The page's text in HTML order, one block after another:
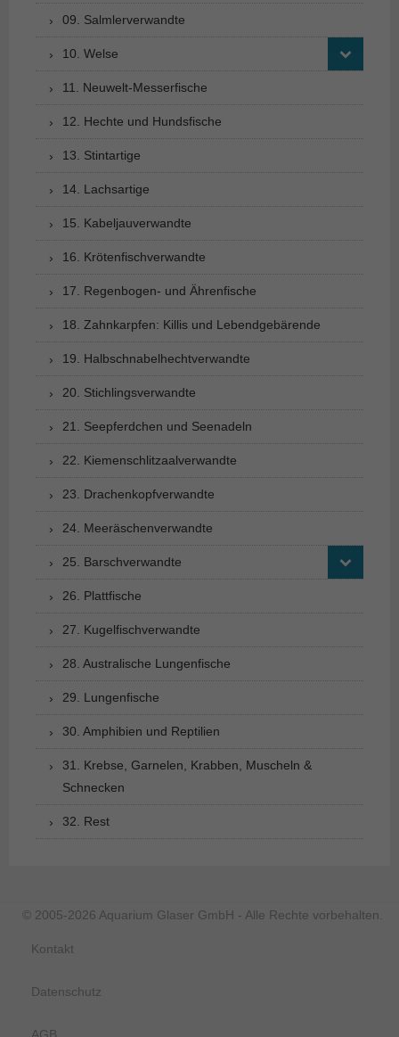
09. Salmlerverwandte
10. Welse
11. Neuwelt-Messerfische
12. Hechte und Hundsfische
13. Stintartige
14. Lachsartige
15. Kabeljauverwandte
16. Krötenfischverwandte
17. Regenbogen- und Ährenfische
18. Zahnkarpfen: Killis und Lebendgebärende
19. Halbschnabelhechtverwandte
20. Stichlingsverwandte
21. Seepferdchen und Seenadeln
22. Kiemenschlitzaalverwandte
23. Drachenkopfverwandte
24. Meeräschenverwandte
25. Barschverwandte
26. Plattfische
27. Kugelfischverwandte
28. Australische Lungenfische
29. Lungenfische
30. Amphibien und Reptilien
31. Krebse, Garnelen, Krabben, Muscheln &
Schnecken
32. Rest
© 2005-2026 Aquarium Glaser GmbH - Alle Rechte vorbehalten.
Kontakt
Datenschutz